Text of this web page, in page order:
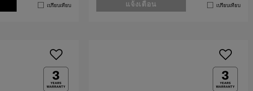
เปรียบเทียบ แจ้งเตือน เปรียบเทียบ